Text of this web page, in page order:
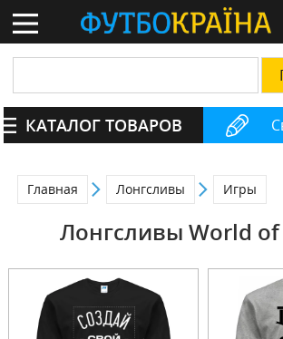
КАТАЛОГ ТОВАРОВ
Главная Лонгсливы Игры
Лонгсливы World of